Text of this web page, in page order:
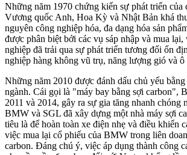
Những năm 1970 chứng kiến ​​sự phát triển
Vương quốc Anh, Hoa Kỳ và Nhật Bản khá
nguyên công nghiệp hóa, đa dạng hóa sản
được phân biệt bởi các vụ sáp nhập và mua
nghiệp đã trải qua sự phát triển tương đối ổn
nghiệp hàng không vũ trụ, năng lượng gió và ô
Những năm 2010 được đánh dấu chủ yếu
ngành. Cái gọi là "máy bay bằng sợi carbon",
2011 và 2014, gây ra sự gia tăng nhanh
BMW và SGL đã xây dựng một nhà máy sợi
tiêu là để hoàn toàn xe điện nhẹ và điều khiển
việc mua lại cổ phiếu của BMW trong liên
carbon. Đáng chú ý, việc áp dụng thành công